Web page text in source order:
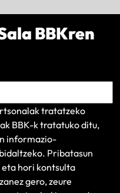
BBKren
tratatzeko
BBK-k tratatuko ditu,
informazio-
Pribatasun
hori kontsulta
gero, zeure